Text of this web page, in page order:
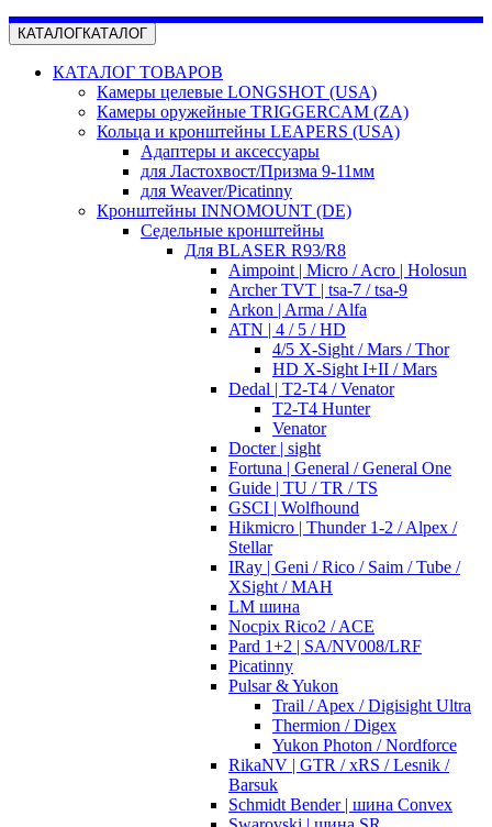
КАТАЛОГКАТАЛОГ
КАТАЛОГ ТОВАРОВ
Камеры целевые LONGSHOT (USA)
Камеры оружейные TRIGGERCAM (ZA)
Кольца и кронштейны LEAPERS (USA)
Адаптеры и аксессуары
для Ластохвост/Призма 9-11мм
для Weaver/Picatinny
Кронштейны INNOMOUNT (DE)
Седельные кронштейны
Для BLASER R93/R8
Aimpoint | Micro / Acro | Holosun
Archer TVT | tsa-7 / tsa-9
Arkon | Arma / Alfa
ATN | 4 / 5 / HD
4/5 X-Sight / Mars / Thor
HD X-Sight I+II / Mars
Dedal | T2-T4 / Venator
T2-T4 Hunter
Venator
Docter | sight
Fortuna | General / General One
Guide | TU / TR / TS
GSCI | Wolfhound
Hikmicro | Thunder 1-2 / Alpex /
Stellar
IRay | Geni / Rico / Saim / Tube /
XSight / MAH
LM шина
Nocpix Rico2 / ACE
Pard 1+2 | SA/NV008/LRF
Picatinny
Pulsar & Yukon
Trail / Apex / Digisight Ultra
Thermion / Digex
Yukon Photon / Nordforce
RikaNV | GTR / xRS / Lesnik /
Barsuk
Schmidt Bender | шина Convex